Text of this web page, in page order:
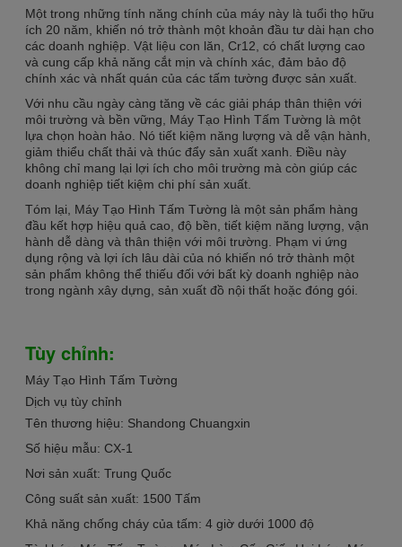
Một trong những tính năng chính của máy này là tuổi thọ hữu
ích 20 năm, khiến nó trở thành một khoản đầu tư dài hạn cho
các doanh nghiệp. Vật liệu con lăn, Cr12, có chất lượng cao
và cung cấp khả năng cắt mịn và chính xác, đảm bảo độ
chính xác và nhất quán của các tấm tường được sản xuất.
Với nhu cầu ngày càng tăng về các giải pháp thân thiện với
môi trường và bền vững, Máy Tạo Hình Tấm Tường là một
lựa chọn hoàn hảo. Nó tiết kiệm năng lượng và dễ vận hành,
giảm thiểu chất thải và thúc đẩy sản xuất xanh. Điều này
không chỉ mang lại lợi ích cho môi trường mà còn giúp các
doanh nghiệp tiết kiệm chi phí sản xuất.
Tóm lại, Máy Tạo Hình Tấm Tường là một sản phẩm hàng
đầu kết hợp hiệu quả cao, độ bền, tiết kiệm năng lượng, vận
hành dễ dàng và thân thiện với môi trường. Phạm vi ứng
dụng rộng và lợi ích lâu dài của nó khiến nó trở thành một
sản phẩm không thể thiếu đối với bất kỳ doanh nghiệp nào
trong ngành xây dựng, sản xuất đồ nội thất hoặc đóng gói.
Tùy chỉnh:
Máy Tạo Hình Tấm Tường
Dịch vụ tùy chỉnh
Tên thương hiệu: Shandong Chuangxin
Số hiệu mẫu: CX-1
Nơi sản xuất: Trung Quốc
Công suất sản xuất: 1500 Tấm
Khả năng chống cháy của tấm: 4 giờ dưới 1000 độ